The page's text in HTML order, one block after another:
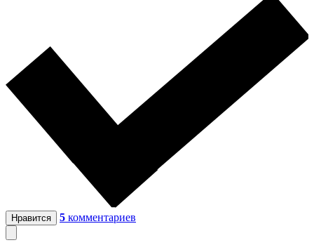
Нравится 5 комментариев